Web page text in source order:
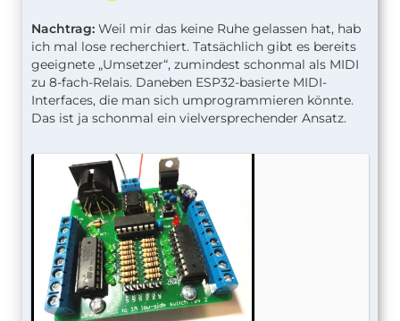
Nachtrag: Weil mir das keine Ruhe gelassen hat, hab
ich mal lose recherchiert. Tatsächlich gibt es bereits
geeignete „Umsetzer“, zumindest schonmal als MIDI
zu 8-fach-Relais. Daneben ESP32-basierte MIDI-
Interfaces, die man sich umprogrammieren könnte.
Das ist ja schonmal ein vielversprechender Ansatz.